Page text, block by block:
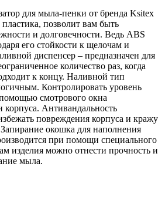
для мыла-пенки от бренда Ksitex
позволит вам быть
и долговечности. Ведь ABS
его стойкости к щелочам и
диспенсер – предназначен для
количество раз, когда
к концу. Наливной тип
Контролировать уровень
смотрового окна
корпуса. Антивандальность
повреждения корпуса и кражу
окошка для наполнения
при помощи специального
изделия можно отнести прочность и
мыла.